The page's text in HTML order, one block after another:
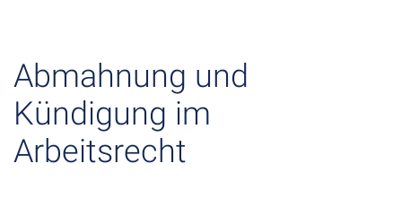
Abmahnung und
Kündigung im
Arbeitsrecht